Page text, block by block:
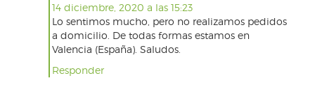
14 diciembre, 2020 a las 15:23
Lo sentimos mucho, pero no realizamos pedidos
a domicilio. De todas formas estamos en
Valencia (España). Saludos.
Responder